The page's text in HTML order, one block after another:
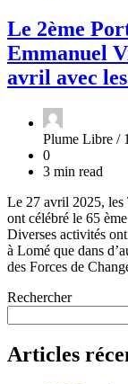
Le 2ème
Emmanuel
avril avec les
Plume Libre /
0
3 min read
Le 27 avril 2025, les
ont célébré le 65
Diverses activités
à Lomé que dans
des Forces de
Rechercher
Articles